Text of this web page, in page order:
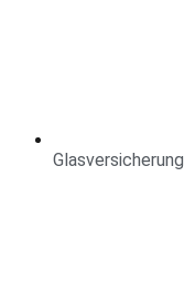
Glasversicherung